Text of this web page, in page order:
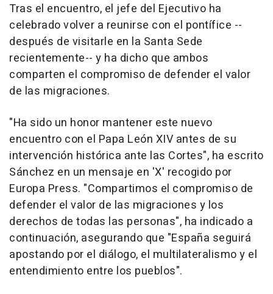
Tras el encuentro, el jefe del Ejecutivo ha
celebrado volver a reunirse con el pontífice --
después de visitarle en la Santa Sede
recientemente-- y ha dicho que ambos
comparten el compromiso de defender el valor
de las migraciones.
"Ha sido un honor mantener este nuevo
encuentro con el Papa León XIV antes de su
intervención histórica ante las Cortes", ha escrito
Sánchez en un mensaje en 'X' recogido por
Europa Press. "Compartimos el compromiso de
defender el valor de las migraciones y los
derechos de todas las personas", ha indicado a
continuación, asegurando que "España seguirá
apostando por el diálogo, el multilateralismo y el
entendimiento entre los pueblos".